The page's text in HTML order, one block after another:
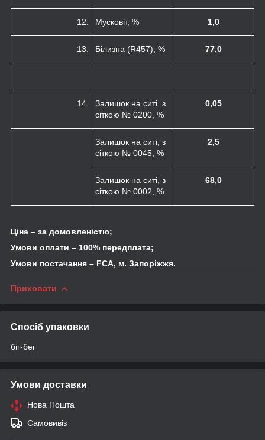
12. Мусковіт, % 1,0
13. Білизна (R457), % 77,0
14.
Залишок на ситі, з
сіткою № 0200, %
0,05
Залишок на ситі, з
сіткою № 0045, %
2,5
Залишок на ситі, з
сіткою № 0002, %
68,0
Ціна – за домовленістю;
Умови оплати – 100% передплата;
Умови постачання – FCA, м. Запоріжжя.
Приховати
Спосіб упаковки
біг-бег
Умови доставки
Нова Пошта
Самовивіз